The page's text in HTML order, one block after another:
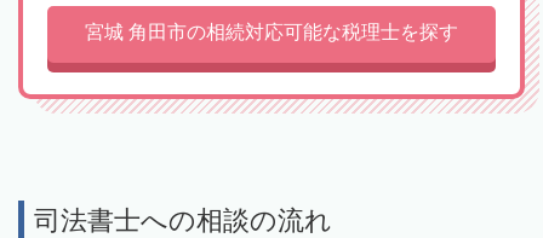
宮城 角田市の相続対応可能な税理士を探す
司法書士への相談の流れ